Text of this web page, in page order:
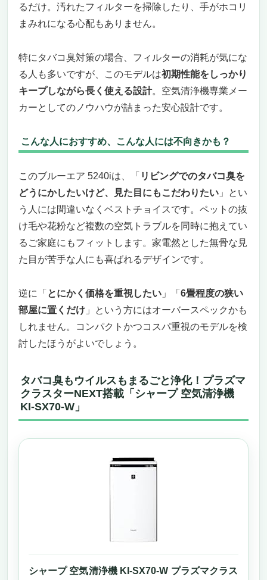
るだけ。汚れたフィルターを掃除したり、手がホコリ
まみれになる心配もありません。
特にタバコ臭対策の場合、フィルターの消耗が気にな
る人も多いですが、このモデルは初期性能をしっかり
キープしながら長く使える設計。空気清浄機専業メー
カーとしてのノウハウが詰まった安心設計です。
こんな人におすすめ、こんな人には不向きかも？
このブルーエア 5240iは、「 リビングでのタバコ臭を
どうにかしたいけど、見た目にもこだわりたい 」とい
う人には間違いなくベストチョイスです。ペットの抜
け毛や花粉など複数の空気トラブルを同時に抱えてい
るご家庭にもフィットします。家電然とした無骨な見
た目が苦手な人にも喜ばれるデザインです。
逆に「 とにかく価格を重視したい 」「 6畳程度の狭い
部屋に置くだけ 」という方にはオーバースペックかも
しれません。コンパクトかつコスパ重視のモデルを検
討したほうがよいでしょう。
タバコ臭もウイルスもまるごと浄化！プラズマ
クラスターNEXT搭載「シャープ 空気清浄機
KI-SX70-W」
シャープ 空気清浄機 KI-SX70-W プラズマクラス